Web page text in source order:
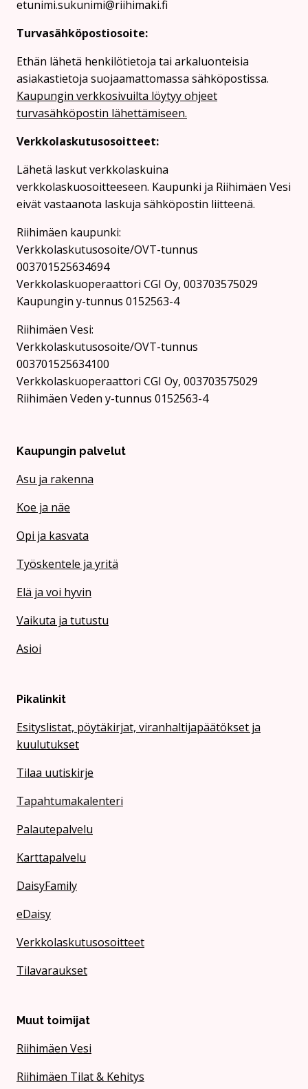
etunimi.sukunimi@riihimaki.fi
Turvasähköpostiosoite:
Ethän lähetä henkilötietoja tai arkaluonteisia
asiakastietoja suojaamattomassa sähköpostissa.
Kaupungin verkkosivuilta löytyy ohjeet
turvasähköpostin lähettämiseen.
Verkkolaskutusosoitteet:
Lähetä laskut verkkolaskuina
verkkolaskuosoitteeseen. Kaupunki ja Riihimäen Vesi
eivät vastaanota laskuja sähköpostin liitteenä.
Riihimäen kaupunki:
Verkkolaskutusosoite/OVT-tunnus
003701525634694
Verkkolaskuoperaattori CGI Oy, 003703575029
Kaupungin y-tunnus 0152563-4
Rii­hi­mäen Vesi:
Verkkolaskutusosoite/OVT-tunnus
003701525634100
Verkkolaskuoperaattori CGI Oy, 003703575029
Riihimäen Veden y-tunnus 0152563-4
Kaupungin palvelut
Asu ja rakenna
Koe ja näe
Opi ja kasvata
Työskentele ja yritä
Elä ja voi hyvin
Vaikuta ja tutustu
Asioi
Pikalinkit
Esityslistat, pöytäkirjat, viranhaltijapäätökset ja
kuulutukset
Tilaa uutiskirje
Tapahtumakalenteri
Palautepalvelu
Karttapalvelu
DaisyFamily
eDaisy
Verkkolaskutusosoitteet
Tilavaraukset
Muut toimijat
Riihimäen Vesi
Riihimäen Tilat & Kehitys